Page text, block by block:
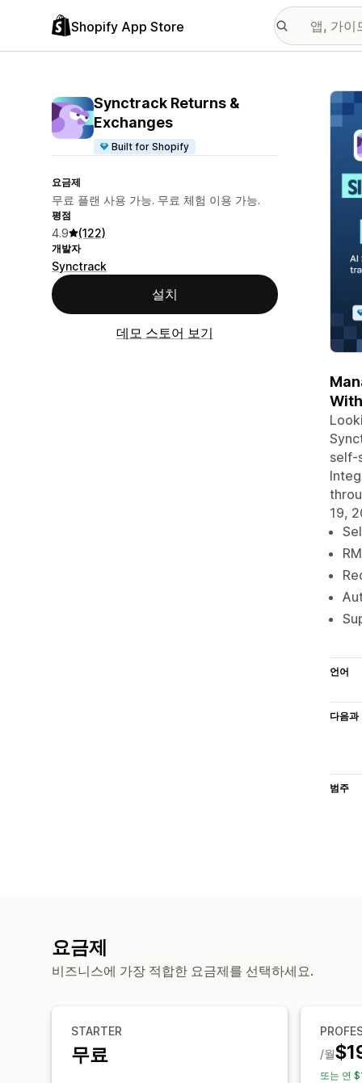
Shopify App Store
Synctrack Returns &
Exchanges
Built for Shopify
요금제
무료 플랜 사용 가능. 무료 체험 이용 가능.
평점
4.9 (122)
개발자
Synctrack
설치
데모 스토어 보기
추천
self-
19,
언어
다음과
범주
요금제
비즈니스에 가장 적합한 요금제를 선택하세요.
STARTER
무료 /월
또는 연